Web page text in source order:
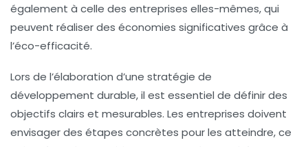
également à celle des entreprises elles-mêmes, qui
peuvent réaliser des économies significatives grâce à
l’éco-efficacité.
Lors de l’élaboration d’une stratégie de
développement durable, il est essentiel de définir des
objectifs clairs et mesurables. Les entreprises doivent
envisager des étapes concrètes pour les atteindre, ce